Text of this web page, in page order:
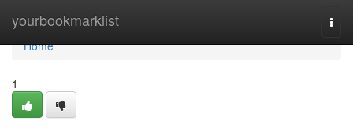
yourbookmarklist
Home
Home
1